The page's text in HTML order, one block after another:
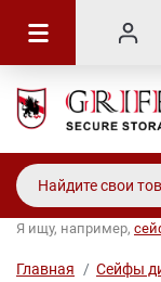
Я ищу, например,
Главная Сейфы